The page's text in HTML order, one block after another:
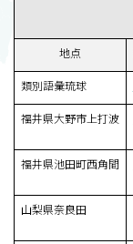
地点
類別語彙琉球
福井県大野市上打波
福井県池田町西角間
山梨県奈良田